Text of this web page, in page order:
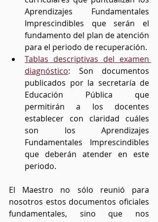
Aprendizajes Fundamentales
Imprescindibles que serán el
fundamento del plan de atención
para el periodo de recuperación.
Tablas descriptivas del examen
diagnóstico: Son documentos
publicados por la secretaría de
Educación Pública que
permitirán a los docentes
establecer con claridad cuáles
son los Aprendizajes
Fundamentales Imprescindibles
que deberán atender en este
periodo.
El Maestro no sólo reunió para
nosotros estos documentos oficiales
fundamentales, sino que nos